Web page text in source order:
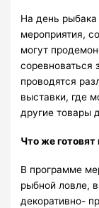
На день
мероприятия,
могут
соревноваться
проводятся
выставки, где
другие товары
Что же готовят
В программе
рыбной ловле,
декоративно-